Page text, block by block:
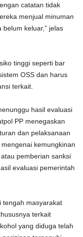
catatan tidak
menjual minuman
keluar,” jelas
tinggi seperti bar
OSS dan harus
terkait.
hasil evaluasi
PP menegaskan
dan pelaksanaan
kemungkinan
pemberian sanksi
evaluasi pemerintah
tengah masyarakat
terkait
yang diduga telah